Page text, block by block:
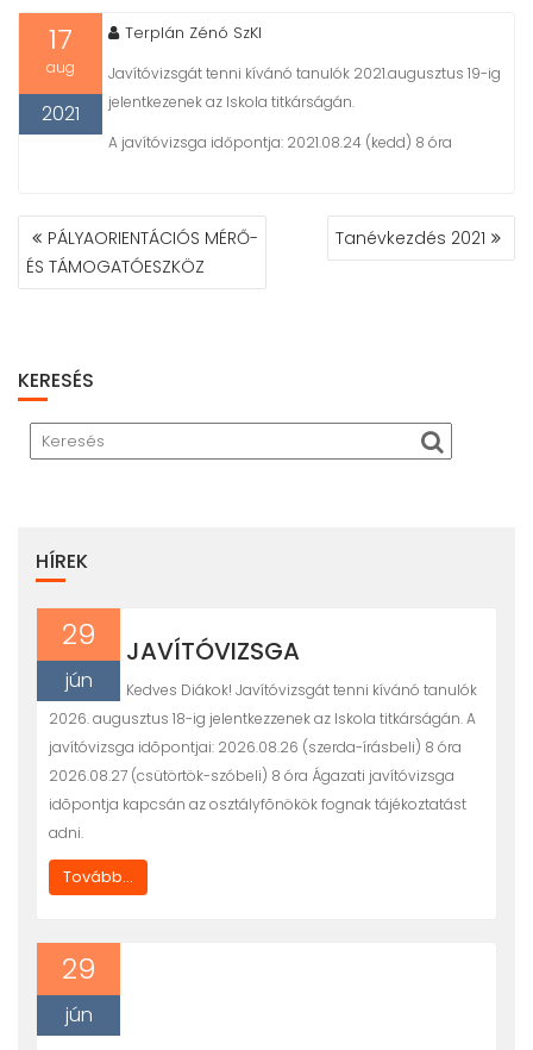
17
aug
2021
Terplán Zénó SzKI
Javítóvizsgát tenni kívánó tanulók 2021.augusztus 19-ig
jelentkezenek az Iskola titkárságán.
A javítóvizsga időpontja: 2021.08.24 (kedd) 8 óra
B
E
Y
Z
S
G
PÁLYAORIENTÁCIÓS MÉRŐ-
ÉS TÁMOGATÓESZKÖZ
Tanévkezdés 2021
KERESÉS
HÍREK
29
jún
JAVÍTÓVIZSGA
Kedves Diákok! Javítóvizsgát tenni kívánó tanulók
2026. augusztus 18-ig jelentkezzenek az Iskola titkárságán. A
javítóvizsga idõpontjai: 2026.08.26 (szerda-írásbeli) 8 óra
2026.08.27 (csütörtök-szóbeli) 8 óra Ágazati javítóvizsga
idõpontja kapcsán az osztályfõnökök fognak tájékoztatást
adni.
Tovább...
29
jún